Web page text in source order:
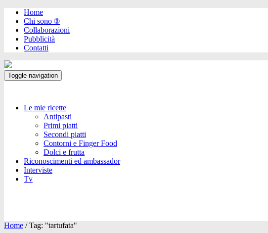
Home
Chi sono ®️
Collaborazioni
Pubblicità
Contatti
Toggle navigation
Le mie ricette
Antipasti
Primi piatti
Secondi piatti
Contorni e Finger Food
Dolci e frutta
Riconoscimenti ed ambassador
Interviste
Tv
Home /Tag: "tartufata"